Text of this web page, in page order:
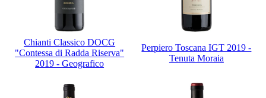
Chianti Classico DOCG
"Contessa di Radda Riserva"
2019 - Geografico
Perpiero Toscana IGT 2019 -
Tenuta Moraia